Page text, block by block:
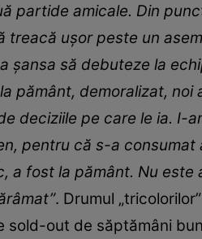
partide amicale. Din
treacă ușor peste un
șansa să debuteze la
pământ, demoralizat,
deciziile pe care le ia. I-
pentru că s-a
a fost la pământ. Nu
. Drumul
out de săptămâni